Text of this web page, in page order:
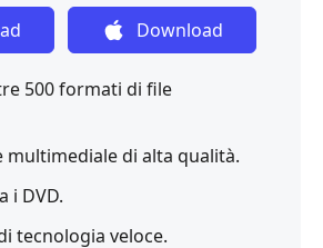
Download
500 formati di file
multimediale di alta qualità.
i DVD.
tecnologia veloce.